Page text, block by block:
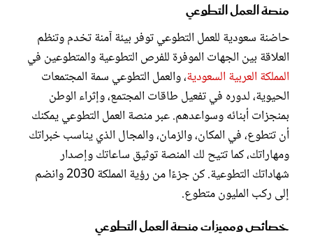
منصة العمل التطوعي
حاضنة سعودية للعمل التطوعي توفر بيئة آمنة تخدم وتنظم
العلاقة بين الجهات الموفرة للفرص التطوعية والمتطوعين في
المملكة العربية السعودية، والعمل التطوعي سمة المجتمعات
الحيوية، لدوره في تفعيل طاقات المجتمع، وإثراء الوطن
بمنجزات أبنائه وسواعدهم. عبر منصة العمل التطوعي يمكنك
أن تتطوع، في المكان، والزمان، والمجال الذي يناسب خبراتك
ومهاراتك، كما تتيح لك المنصة توثيق ساعاتك وإصدار
شهاداتك التطوعية. كن جزءًا من رؤية المملكة 2030 وانضم
إلى ركب المليون متطوع.
خصائص ومميزات منصة العمل التطوعي